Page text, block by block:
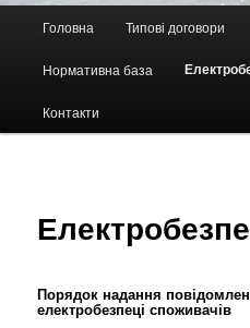
Г
е
Головна Типові договори
Нормативна база
Контакти
Порядок надання
електробезпеці споживачів